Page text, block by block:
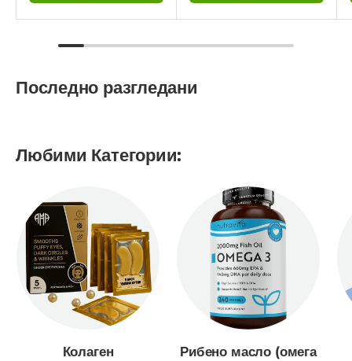
Последно разгледани
Любими Категории:
Колаген
Рибено масло (омега